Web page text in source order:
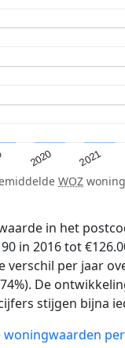
2020 2021
WOZ
in het
in 2016 tot
verschil per jaar
De
stijgen bijna